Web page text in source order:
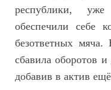
республики,
обеспечили себе
безответных
сбавила оборотов
добавив в актив